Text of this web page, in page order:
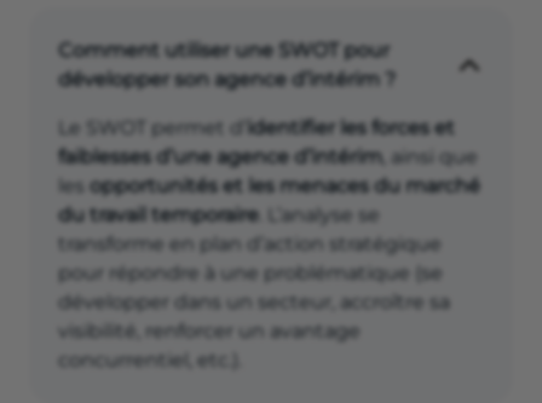
Comment utiliser une SWOT pour
développer son agence d’intérim ?
Le SWOT permet d’ identifier les forces et
faiblesses d’une agence d’intérim, ainsi que
les opportunités et les menaces du marché
du travail temporaire . L’analyse se
transforme en plan d’action stratégique
pour répondre à une problématique (se
développer dans un secteur, accroître sa
visibilité, renforcer un avantage
concurrentiel, etc.).